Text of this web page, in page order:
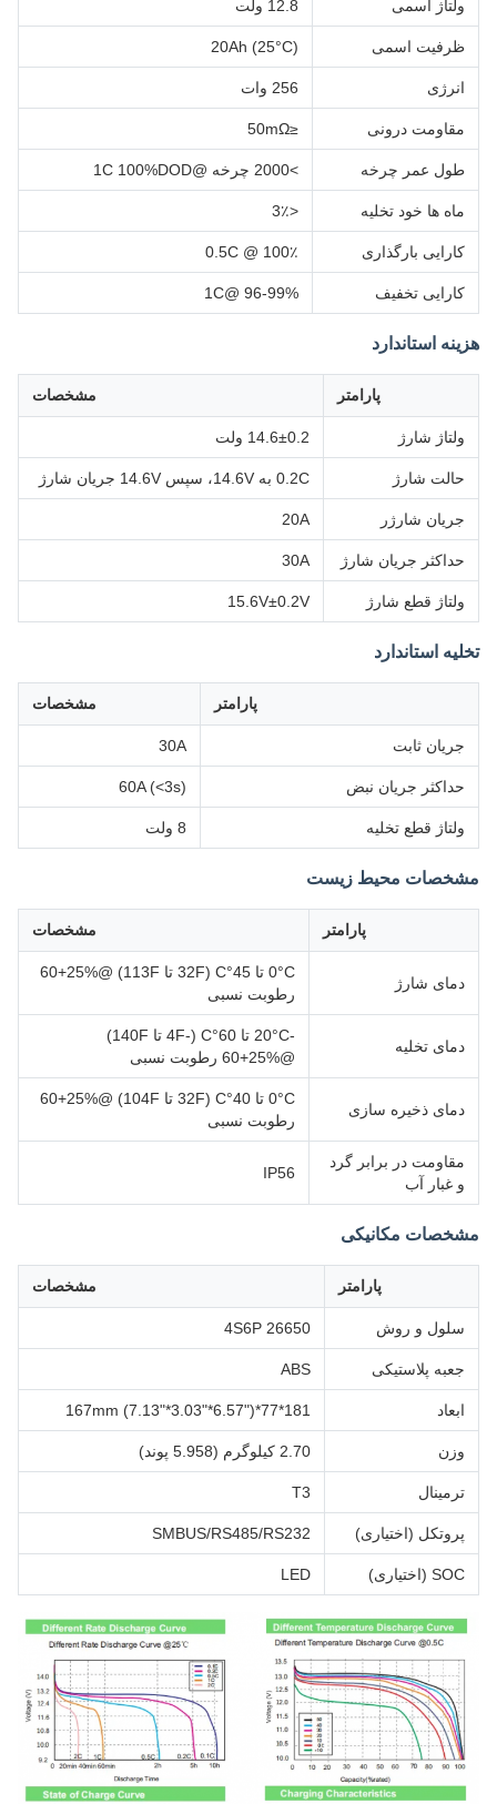
ولتاژ اسمی 12.8 ولت
ظرفیت اسمی 20Ah (25°C)
انرژی 256 وات
مقاومت درونی ≤50mΩ
طول عمر چرخه >2000 چرخه @1C 100%DOD
ماه ها خود تخليه <3٪
کارایی بارگذاری 100٪ @ 0.5C
کارایی تخفیف 96-99% @1C
هزینه استاندارد
پارامتر مشخصات
ولتاژ شارژ 14.6±0.2 ولت
حالت شارژ 0.2C به 14.6V، سپس 14.6V جریان شارژ
جریان شارژر 20A
حداکثر جریان شارژ 30A
ولتاژ قطع شارژ 15.6V±0.2V
تخلیه استاندارد
پارامتر مشخصات
جریان ثابت 30A
حداکثر جریان نبض 60A (<3s)
ولتاژ قطع تخلیه 8 ولت
مشخصات محیط زیست
پارامتر مشخصات
دمای شارژ
0°C تا 45°C (32F تا 113F) @60+25%
رطوبت نسبی
دمای تخلیه
-20°C تا 60°C (-4F تا 140F)
@60+25% رطوبت نسبی
دمای ذخیره سازی
0°C تا 40°C (32F تا 104F) @60+25%
رطوبت نسبی
مقاومت در برابر گرد
و غبار آب
IP56
مشخصات مکانیکی
پارامتر مشخصات
سلول و روش 26650 4S6P
جعبه پلاستیکی ABS
ابعاد 181*77*167mm (7.13"*3.03"*6.57")
وزن 2.70 کیلوگرم (5.958 پوند)
ترمینال T3
پروتکل (اختیاری) SMBUS/RS485/RS232
SOC (اختیاری) LED